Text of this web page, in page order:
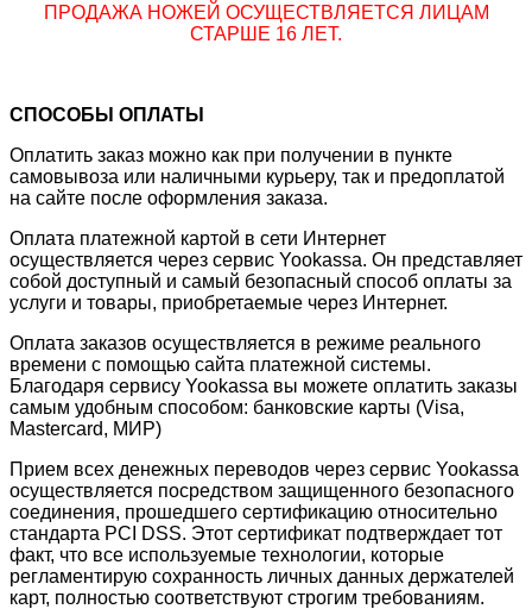
ПРОДАЖА НОЖЕЙ ОСУЩЕСТВЛЯЕТСЯ ЛИЦАМ
СТАРШЕ 16 ЛЕТ.
СПОСОБЫ ОПЛАТЫ
Оплатить заказ можно как при получении в пункте
самовывоза или наличными курьеру, так и предоплатой
на сайте после оформления заказа.
Оплата платежной картой в сети Интернет
осуществляется через сервис Yookassa. Он представляет
собой доступный и самый безопасный способ оплаты за
услуги и товары, приобретаемые через Интернет.
Оплата заказов осуществляется в режиме реального
времени с помощью сайта платежной системы.
Благодаря сервису Yookassa вы можете оплатить заказы
самым удобным способом: банковские карты (Visa,
Mastercard, МИР)
Прием всех денежных переводов через сервис Yookassa
осуществляется посредством защищенного безопасного
соединения, прошедшего сертификацию относительно
стандарта PCI DSS. Этот сертификат подтверждает тот
факт, что все используемые технологии, которые
регламентирую сохранность личных данных держателей
карт, полностью соответствуют строгим требованиям.